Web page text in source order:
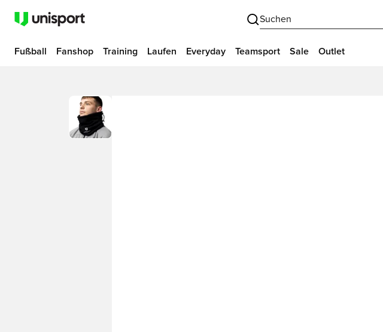
Suchen
Fußball Fanshop Training Laufen Everyday Teamsport Sale Outlet